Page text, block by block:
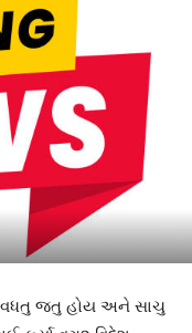
વધતુ જતુ હોય અને સાચુ